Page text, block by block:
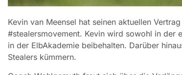
Kevin van Meensel hat seinen aktuellen
#stealersmovement. Kevin wird sowohl in der
in der ElbAkademie beibehalten. Darüber
Stealers kümmern.